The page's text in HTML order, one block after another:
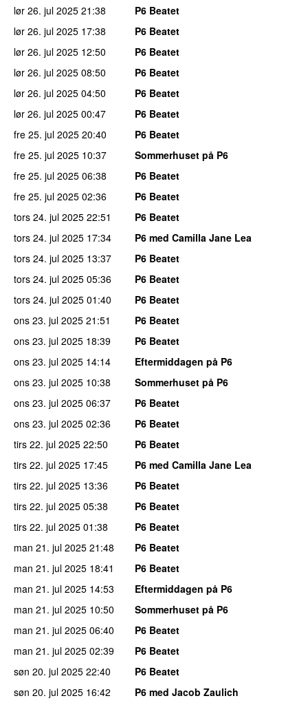
lør 26. jul 2025 21:38
P6 Beatet
lør 26. jul 2025 17:38
P6 Beatet
lør 26. jul 2025 12:50
P6 Beatet
lør 26. jul 2025 08:50
P6 Beatet
lør 26. jul 2025 04:50
P6 Beatet
lør 26. jul 2025 00:47
P6 Beatet
fre 25. jul 2025 20:40
P6 Beatet
fre 25. jul 2025 10:37
Sommerhuset på P6
fre 25. jul 2025 06:38
P6 Beatet
fre 25. jul 2025 02:36
P6 Beatet
tors 24. jul 2025 22:51
P6 Beatet
tors 24. jul 2025 17:34
P6 med Camilla Jane Lea
tors 24. jul 2025 13:37
P6 Beatet
tors 24. jul 2025 05:36
P6 Beatet
tors 24. jul 2025 01:40
P6 Beatet
ons 23. jul 2025 21:51
P6 Beatet
ons 23. jul 2025 18:39
P6 Beatet
ons 23. jul 2025 14:14
Eftermiddagen på P6
ons 23. jul 2025 10:38
Sommerhuset på P6
ons 23. jul 2025 06:37
P6 Beatet
ons 23. jul 2025 02:36
P6 Beatet
tirs 22. jul 2025 22:50
P6 Beatet
tirs 22. jul 2025 17:45
P6 med Camilla Jane Lea
tirs 22. jul 2025 13:36
P6 Beatet
tirs 22. jul 2025 05:38
P6 Beatet
tirs 22. jul 2025 01:38
P6 Beatet
man 21. jul 2025 21:48
P6 Beatet
man 21. jul 2025 18:41
P6 Beatet
man 21. jul 2025 14:53
Eftermiddagen på P6
man 21. jul 2025 10:50
Sommerhuset på P6
man 21. jul 2025 06:40
P6 Beatet
man 21. jul 2025 02:39
P6 Beatet
søn 20. jul 2025 22:40
P6 Beatet
søn 20. jul 2025 16:42 P6 med Jacob Zaulich